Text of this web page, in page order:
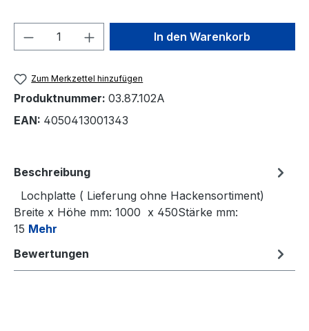
Produkt Anzahl: Gib denIn den Warenkorb
Zum Merkzettel hinzufügen
Produktnummer: 03.87.102A
EAN: 4050413001343
Beschreibung
Lochplatte ( Lieferung ohne Hackensortiment)
Breite x Höhe mm: 1000 x 450Stärke mm:
15 Mehr
Bewertungen